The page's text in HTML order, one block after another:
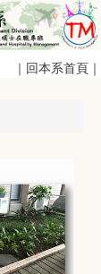
｜回本系首頁｜